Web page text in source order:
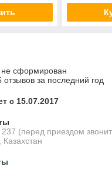
не сформирован
за последний год
с 15.07.2017
237 (перед приездом